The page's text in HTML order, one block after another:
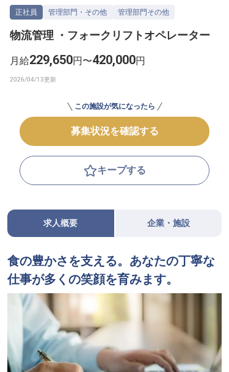
無料 転職サポートに申し込む
採用をお考えの企業様へ
正社員 管理部門・その他 管理部門その他
物流管理 ・フォークリフトオペレーター
月給229,650円〜420,000円
この施設が気になったら
募集状況を確認する
キープする
求人概要 企業・施設
食の豊かさを支える。あなたの丁寧な
仕事が多くの笑顔を育みます。